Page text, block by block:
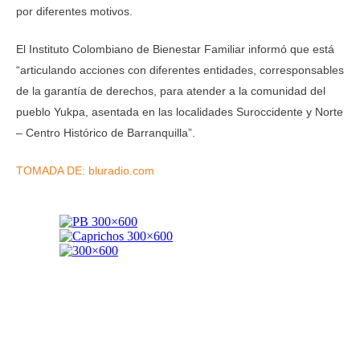
por diferentes motivos.
El Instituto Colombiano de Bienestar Familiar informó que está
“articulando acciones con diferentes entidades, corresponsables
de la garantía de derechos, para atender a la comunidad del
pueblo Yukpa, asentada en las localidades Suroccidente y Norte
– Centro Histórico de Barranquilla”.
TOMADA DE: bluradio.com